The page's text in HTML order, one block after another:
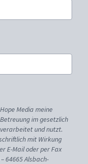
Media meine
im gesetzlich
und nutzt.
mit Wirkung
E-Mail oder per Fax
64665 Alsbach-